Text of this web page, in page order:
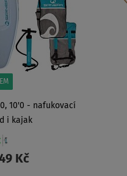
10'0 - nafukovací
i kajak
Kč